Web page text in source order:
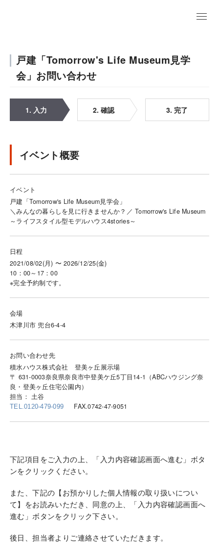
戸建「Tomorrow's Life Museum見学
会」お問い合わせ
1. 入力 2. 確認 3. 完了
イベント概要
イベント
戸建「Tomorrow's Life Museum見学会」
＼みんなの暮らしを見に行きませんか？／ Tomorrow's Life Museum
～ライフスタイル型モデルハウス4stories～
日程
2021/08/02(月) 〜 2026/12/25(金)
10：00～17：00
※完全予約制です。
会場
木津川市 兜台6-4-4
お問い合わせ先
積水ハウス株式会社 登美ヶ丘展示場
〒 631-0003奈良県奈良市中登美ケ丘5丁目14-1（ABCハウジング奈
良・登美ヶ丘住宅公園内）
担当： 土谷
TEL.0120-479-099 FAX.0742-47-9051
下記項目をご入力の上、「入力内容確認画面へ進む」ボタ
ンをクリックください。
また、下記の【お預かりした個人情報の取り扱いについ
て】をお読みいただき、同意の上、「入力内容確認画面へ
進む」ボタンをクリック下さい。
後日、担当者よりご連絡させていただきます。